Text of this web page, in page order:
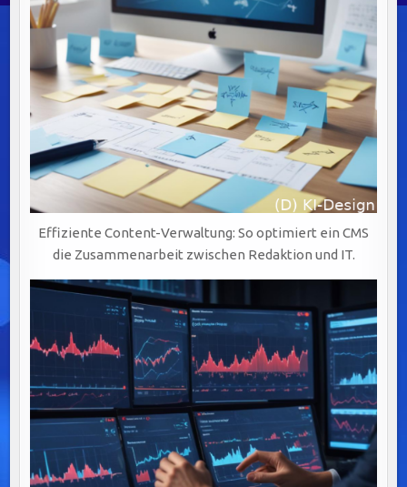
Effiziente Content-Verwaltung: So optimiert ein CMS
die Zusammenarbeit zwischen Redaktion und IT.